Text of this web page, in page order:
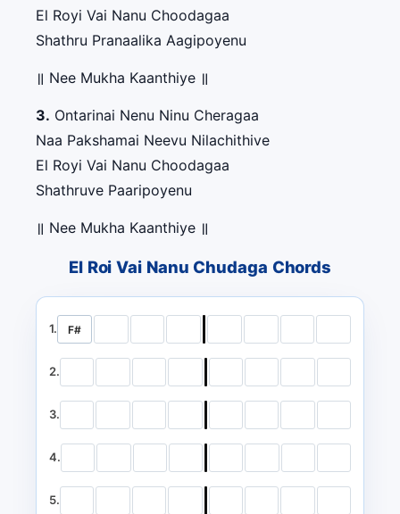
El Royi Vai Nanu Choodagaa
Shathru Pranaalika Aagipoyenu
॥ Nee Mukha Kaanthiye ॥
3. Ontarinai Nenu Ninu Cheragaa
Naa Pakshamai Neevu Nilachithive
El Royi Vai Nanu Choodagaa
Shathruve Paaripoyenu
॥ Nee Mukha Kaanthiye ॥
El Roi Vai Nanu Chudaga Chords
1. F#
2.
3.
4.
5.